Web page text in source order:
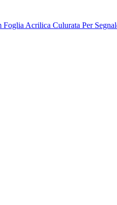
Acrilica Culurata Per